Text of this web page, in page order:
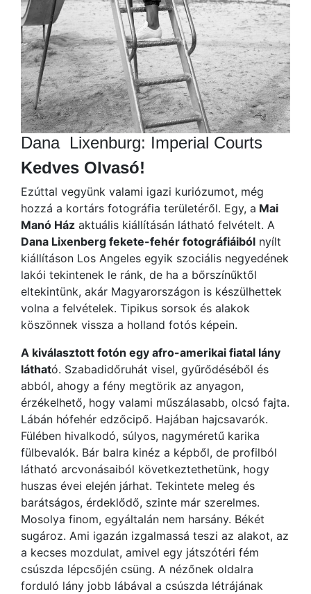
Dana Lixenburg: Imperial Courts
Kedves Olvasó!
Ezúttal vegyünk valami igazi kuriózumot, még
hozzá a kortárs fotográfia területéről. Egy, a Mai
Manó Ház aktuális kiállításán látható felvételt. A
Dana Lixenberg fekete-fehér fotográfiáiból nyílt
kiállításon Los Angeles egyik szociális negyedének
lakói tekintenek le ránk, de ha a bőrszínűktől
eltekintünk, akár Magyarországon is készülhettek
volna a felvételek. Tipikus sorsok és alakok
köszönnek vissza a holland fotós képein.
A kiválasztott fotón egy afro-amerikai fiatal lány
látható. Szabadidőruhát visel, gyűrődéséből és
abból, ahogy a fény megtörik az anyagon,
érzékelhető, hogy valami műszálasabb, olcsó fajta.
Lábán hófehér edzőcipő. Hajában hajcsavarók.
Fülében hivalkodó, súlyos, nagyméretű karika
fülbevalók. Bár balra kinéz a képből, de profilból
látható arcvonásaiból következtethetünk, hogy
huszas évei elején járhat. Tekintete meleg és
barátságos, érdeklődő, szinte már szerelmes.
Mosolya finom, egyáltalán nem harsány. Békét
sugároz. Ami igazán izgalmassá teszi az alakot, az
a kecses mozdulat, amivel egy játszótéri fém
csúszda lépcsőjén csüng. A nézőnek oldalra
forduló lány jobb lábával a csúszda létrájának